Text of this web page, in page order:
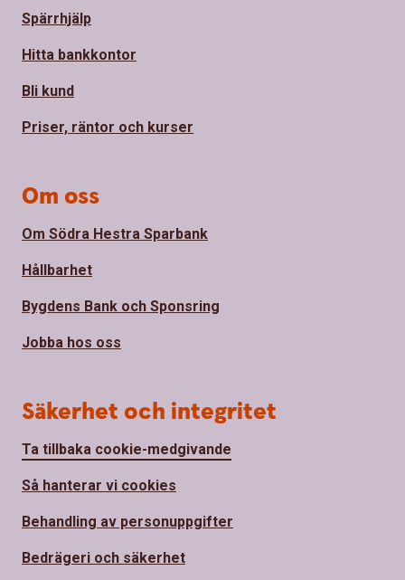
Spärrhjälp
Hitta bankkontor
Bli kund
Priser, räntor och kurser
Om oss
Om Södra Hestra Sparbank
Hållbarhet
Bygdens Bank och Sponsring
Jobba hos oss
Säkerhet och integritet
Ta tillbaka cookie-medgivande
Så hanterar vi cookies
Behandling av personuppgifter
Bedrägeri och säkerhet